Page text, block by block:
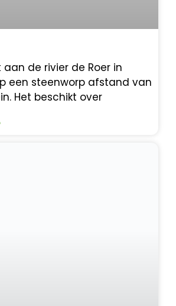
aan de rivier de Roer in
een steenworp afstand van
Het beschikt over